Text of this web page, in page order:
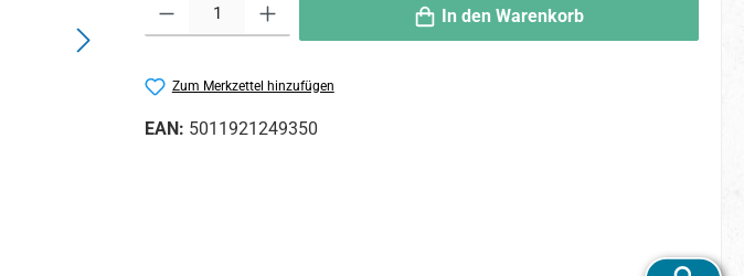
In den Warenkorb
Zum Merkzettel hinzufügen
EAN: 5011921249350